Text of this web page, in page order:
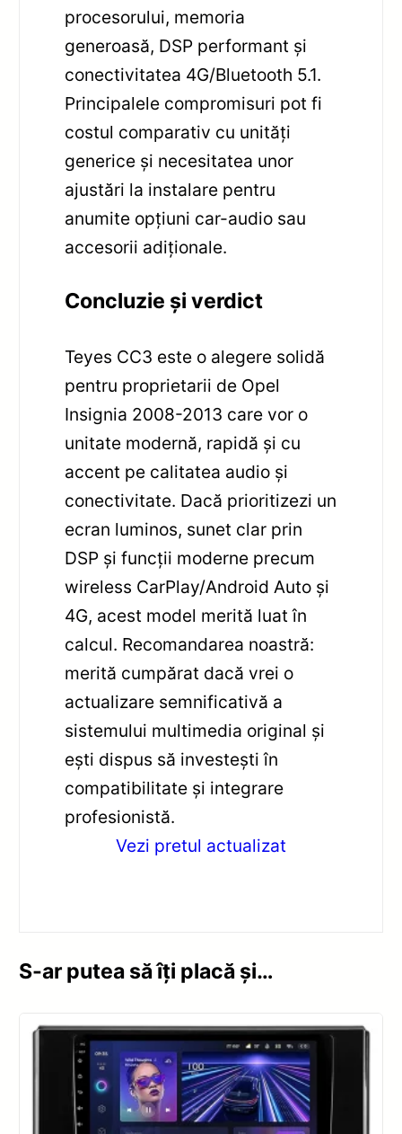
procesorului, memoria
generoasă, DSP performant și
conectivitatea 4G/Bluetooth 5.1.
Principalele compromisuri pot fi
costul comparativ cu unități
generice și necesitatea unor
ajustări la instalare pentru
anumite opțiuni car-audio sau
accesorii adiționale.
Concluzie și verdict
Teyes CC3 este o alegere solidă
pentru proprietarii de Opel
Insignia 2008-2013 care vor o
unitate modernă, rapidă și cu
accent pe calitatea audio și
conectivitate. Dacă prioritizezi un
ecran luminos, sunet clar prin
DSP și funcții moderne precum
wireless CarPlay/Android Auto și
4G, acest model merită luat în
calcul. Recomandarea noastră:
merită cumpărat dacă vrei o
actualizare semnificativă a
sistemului multimedia original și
ești dispus să investești în
compatibilitate și integrare
profesionistă.
Vezi pretul actualizat
S-ar putea să îți placă și…